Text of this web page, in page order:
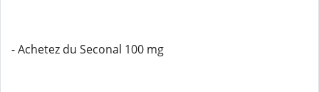
- Achetez du Seconal 100 mg